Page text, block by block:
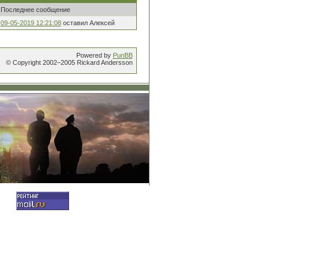
Последнее сообщение
09-05-2019 12:21:08 оставил Алексей
Powered by PunBB
© Copyright 2002–2005 Rickard Andersson